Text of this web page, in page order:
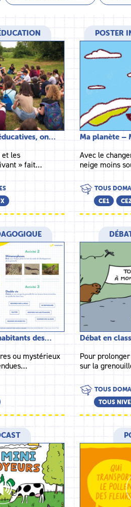
on…
et les
» fait…
POSTER
Ma planète –
Avec le
neige moins
TOUS
CE1
des…
ou mystérieux
Débat en
Pour
sur la
TOUS
TOUS